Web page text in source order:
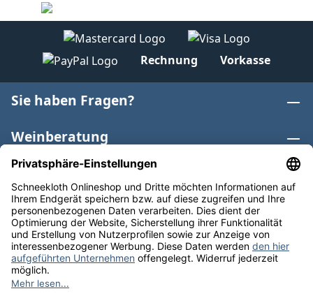
Rechnung Vorkasse
Sie haben Fragen?
Weinberatung
Informationen
Weinkategorien
Internationaler Wein
* Alle Preise inkl. gesetzl. Mehrwertsteuer zzgl.